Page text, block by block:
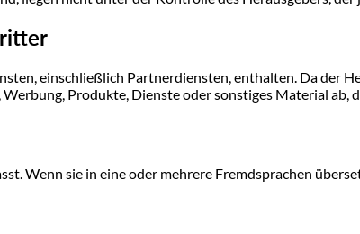
einschließlich Partnerdiensten, enthalten. Da der
Produkte, Dienste oder sonstiges Material ab,
Wenn sie in eine oder mehrere Fremdsprachen